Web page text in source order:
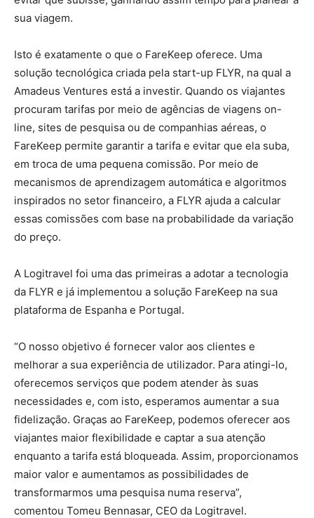
sua viagem.
Isto é exatamente o que o FareKeep oferece. Uma
solução tecnológica criada pela start-up FLYR, na qual a
Amadeus Ventures está a investir. Quando os viajantes
procuram tarifas por meio de agências de viagens on-
line, sites de pesquisa ou de companhias aéreas, o
FareKeep permite garantir a tarifa e evitar que ela suba,
em troca de uma pequena comissão. Por meio de
mecanismos de aprendizagem automática e algoritmos
inspirados no setor financeiro, a FLYR ajuda a calcular
essas comissões com base na probabilidade da variação
do preço.
A Logitravel foi uma das primeiras a adotar a tecnologia
da FLYR e já implementou a solução FareKeep na sua
plataforma de Espanha e Portugal.
“O nosso objetivo é fornecer valor aos clientes e
melhorar a sua experiência de utilizador. Para atingi-lo,
oferecemos serviços que podem atender às suas
necessidades e, com isto, esperamos aumentar a sua
fidelização. Graças ao FareKeep, podemos oferecer aos
viajantes maior flexibilidade e captar a sua atenção
enquanto a tarifa está bloqueada. Assim, proporcionamos
maior valor e aumentamos as possibilidades de
transformarmos uma pesquisa numa reserva”,
comentou Tomeu Bennasar, CEO da Logitravel.